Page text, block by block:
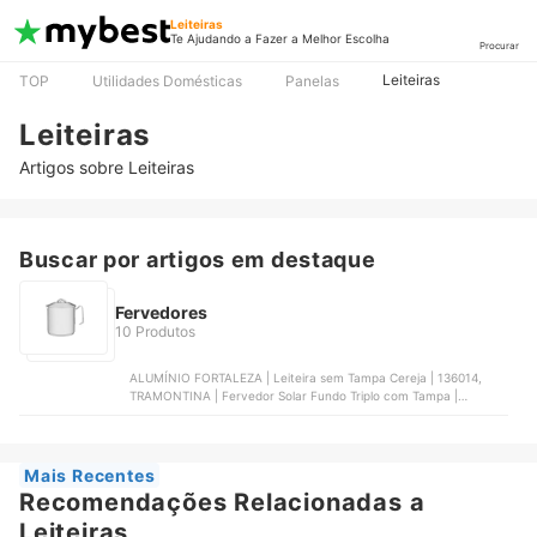
Leiteiras
Te Ajudando a Fazer a Melhor Escolha
Procurar
TOP Utilidades Domésticas Panelas Leiteiras
Leiteiras
Artigos sobre Leiteiras
Buscar por artigos em destaque
Fervedores
10 Produtos
ALUMÍNIO FORTALEZA | Leiteira sem Tampa Cereja | 136014,
TRAMONTINA | Fervedor Solar Fundo Triplo com Tampa |
Mais Recentes
Recomendações Relacionadas a